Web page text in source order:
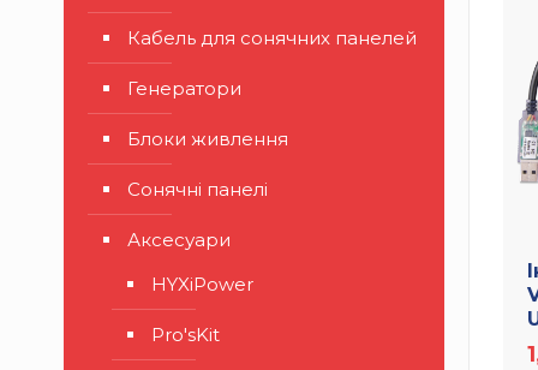
Кабель для сонячних панелей
Генератори
Блоки живлення
Сонячні панелі
Аксесуари
HYXiPower
Pro'sKit